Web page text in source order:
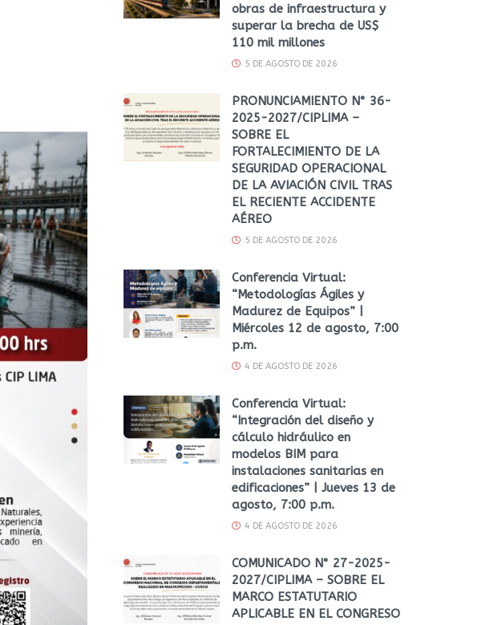
obras de infraestructura y
superar la brecha de US$
110 mil millones
5 DE AGOSTO DE 2026
PRONUNCIAMIENTO N° 36-
2025-2027/CIPLIMA –
SOBRE EL
FORTALECIMIENTO DE LA
SEGURIDAD OPERACIONAL
DE LA AVIACIÓN CIVIL TRAS
EL RECIENTE ACCIDENTE
AÉREO
5 DE AGOSTO DE 2026
Conferencia Virtual:
“Metodologías Ágiles y
Madurez de Equipos” |
Miércoles 12 de agosto, 7:00
p.m.
4 DE AGOSTO DE 2026
Conferencia Virtual:
“Integración del diseño y
cálculo hidráulico en
modelos BIM para
instalaciones sanitarias en
edificaciones” | Jueves 13 de
agosto, 7:00 p.m.
4 DE AGOSTO DE 2026
COMUNICADO N° 27-2025-
2027/CIPLIMA – SOBRE EL
MARCO ESTATUTARIO
APLICABLE EN EL CONGRESO